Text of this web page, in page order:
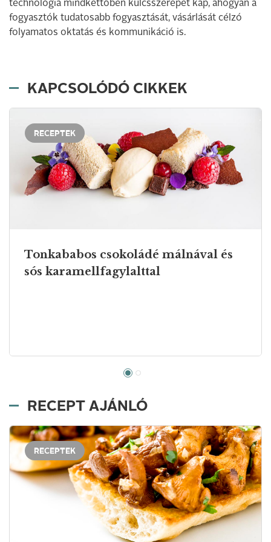
technológia mindkettőben kulcsszerepet kap, ahogyan a
fogyasztók tudatosabb fogyasztását, vásárlását célzó
folyamatos oktatás és kommunikáció is.
KAPCSOLÓDÓ CIKKEK
RECEPTEK
Tonkababos csokoládé málnával és
sós karamellfagylalttal
RECEPT AJÁNLÓ
RECEPTEK